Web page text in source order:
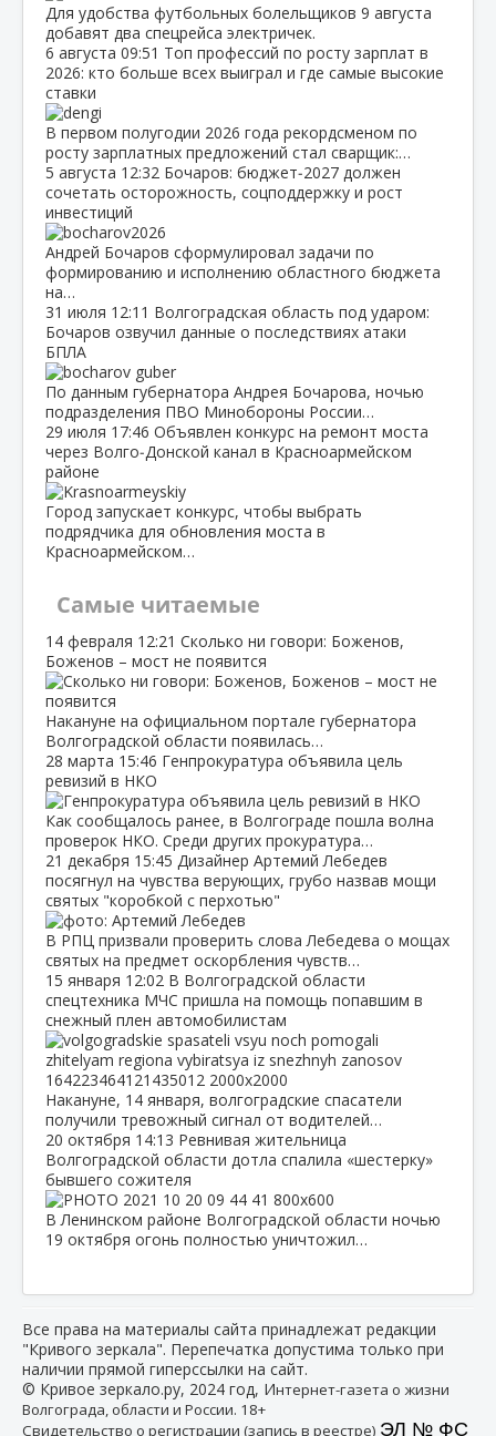
Для удобства футбольных болельщиков 9 августа
добавят два спецрейса электричек.
6 августа 09:51 Топ профессий по росту зарплат в
2026: кто больше всех выиграл и где самые высокие
ставки
В первом полугодии 2026 года рекордсменом по
росту зарплатных предложений стал сварщик:…
5 августа 12:32 Бочаров: бюджет‑2027 должен
сочетать осторожность, соцподдержку и рост
инвестиций
Андрей Бочаров сформулировал задачи по
формированию и исполнению областного бюджета
на…
31 июля 12:11 Волгоградская область под ударом:
Бочаров озвучил данные о последствиях атаки
БПЛА
По данным губернатора Андрея Бочарова, ночью
подразделения ПВО Минобороны России…
29 июля 17:46 Объявлен конкурс на ремонт моста
через Волго‑Донской канал в Красноармейском
районе
Город запускает конкурс, чтобы выбрать
подрядчика для обновления моста в
Красноармейском…
Самые читаемые
14 февраля 12:21 Сколько ни говори: Боженов,
Боженов – мост не появится
Накануне на официальном портале губернатора
Волгоградской области появилась…
28 марта 15:46 Генпрокуратура объявила цель
ревизий в НКО
Как сообщалось ранее, в Волгограде пошла волна
проверок НКО. Среди других прокуратура…
21 декабря 15:45 Дизайнер Артемий Лебедев
посягнул на чувства верующих, грубо назвав мощи
святых "коробкой с перхотью"
В РПЦ призвали проверить слова Лебедева о мощах
святых на предмет оскорбления чувств…
15 января 12:02 В Волгоградской области
спецтехника МЧС пришла на помощь попавшим в
снежный плен автомобилистам
Накануне, 14 января, волгоградские спасатели
получили тревожный сигнал от водителей…
20 октября 14:13 Ревнивая жительница
Волгоградской области дотла спалила «шестерку»
бывшего сожителя
В Ленинском районе Волгоградской области ночью
19 октября огонь полностью уничтожил…
Все права на материалы сайта принадлежат редакции
"Кривого зеркала". Перепечатка допустима только при
наличии прямой гиперссылки на сайт.
© Кривое зеркало.ру, 2024 год, Интернет-газета о жизни
Волгограда, области и России. 18+
Свидетельство о регистрации (запись в реестре) ЭЛ № ФС